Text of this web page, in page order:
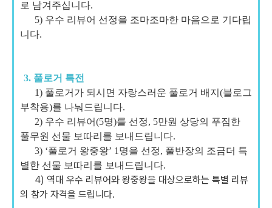
로 남겨주십니다.
5) 우수 리뷰어 선정을 조마조마한 마음으로 기다립
니다.
3. 풀로거 특전
1) 풀로거가 되시면 자랑스러운 풀로거 배지(블로그
부착용)를 나눠드립니다.
2) 우수 리뷰어(5명)를 선정, 5만원 상당의 푸짐한
풀무원 선물 보따리를 보내드립니다.
3) ‘풀로거 왕중왕’ 1명을 선정, 풀반장의 조금더 특
별한 선물 보따리를 보내드립니다.
4) 역대 우수 리뷰어와 왕중왕을 대상으로하는 특별 리뷰
의 참가 자격을 드립니다.